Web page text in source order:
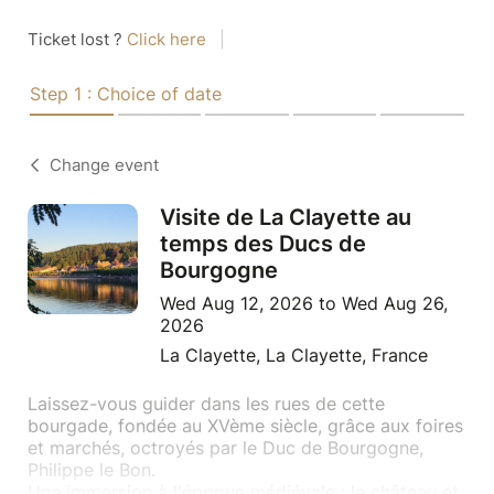
Ticket lost ? Click here
Step 1 : Choice of date
Change event
Visite de La Clayette au
temps des Ducs de
Bourgogne
Wed Aug 12, 2026 to Wed Aug 26,
2026
La Clayette, La Clayette, France
Laissez-vous guider dans les rues de cette
bourgade, fondée au XVème siècle, grâce aux foires
et marchés, octroyés par le Duc de Bourgogne,
Philippe le Bon.